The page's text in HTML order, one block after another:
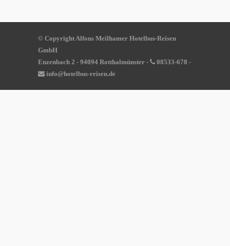
© Copyright Alfons Meilhamer Hotelbus-Reisen
GmbH
Enzenbach 2 - 94094 Rotthalmünster -
08533-678 -
info@hotelbus-reisen.de